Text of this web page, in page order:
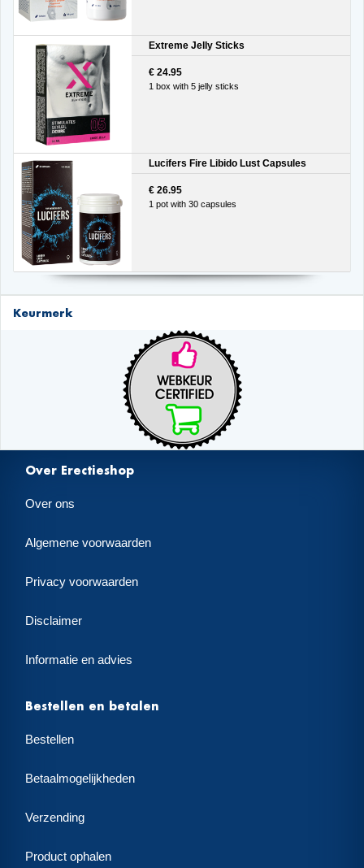
Extreme Jelly Sticks
€ 24.95
1 box with 5 jelly sticks
Lucifers Fire Libido Lust Capsules
€ 26.95
1 pot with 30 capsules
Keurmerk
Over Erectieshop
Over ons
Algemene voorwaarden
Privacy voorwaarden
Disclaimer
Informatie en advies
Bestellen en betalen
Bestellen
Betaalmogelijkheden
Verzending
Product ophalen